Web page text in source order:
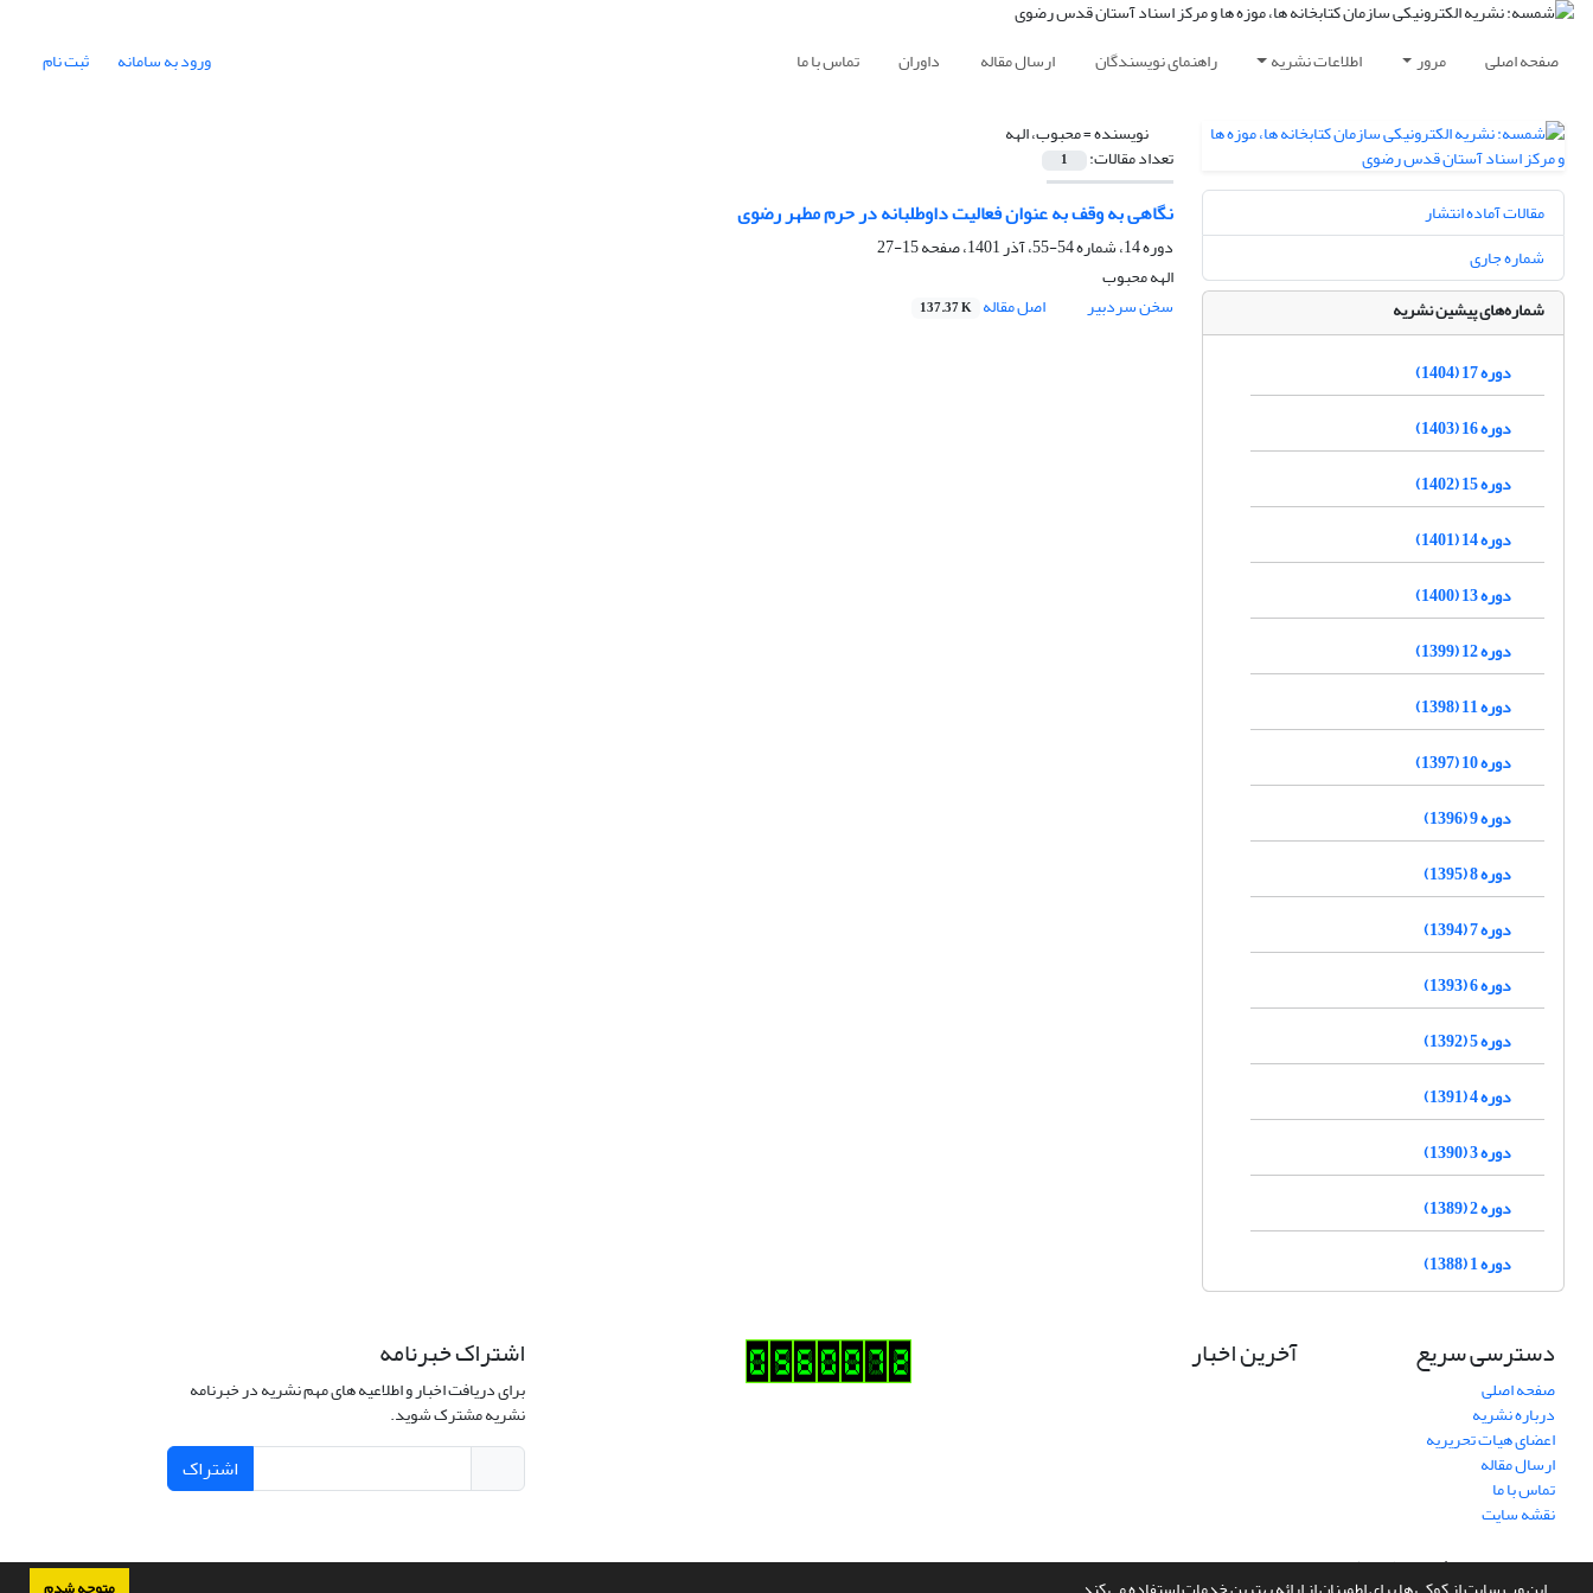
صفحه اصلی مرور اطلاعات نشریه راهنمای نویسندگان ارسال مقاله داوران تماس با ما ورود به سامانه ثبت نام
نویسنده =محبوب، الهه
تعداد مقالات: 1
نگاهی به وقف به عنوان فعالیت داوطلبانه در حرم مطهر رضوی
دوره 14، شماره 54-55، آذر 1401، صفحه
15-27
الهه محبوب
سخن سردبیر
اصل مقاله 137.37 K
مقالات آماده انتشار
شماره جاری
شماره‌های پیشین نشریه
دوره 17 (1404)
دوره 16 (1403)
دوره 15 (1402)
دوره 14 (1401)
دوره 13 (1400)
دوره 12 (1399)
دوره 11 (1398)
دوره 10 (1397)
دوره 9 (1396)
دوره 8 (1395)
دوره 7 (1394)
دوره 6 (1393)
دوره 5 (1392)
دوره 4 (1391)
دوره 3 (1390)
دوره 2 (1389)
دوره 1 (1388)
دسترسی سریع
صفحه اصلی
درباره نشریه
اعضای هیات تحریریه
ارسال مقاله
تماس با ما
نقشه سایت
آخرین اخبار اشتراک خبرنامه
برای دریافت اخبار و اطلاعیه های مهم نشریه در خبرنامه
نشریه مشترک شوید.
اشتراک
سامانه مدیریت نشریات علمی.طراحی و پیاده سازی ازسیناوب